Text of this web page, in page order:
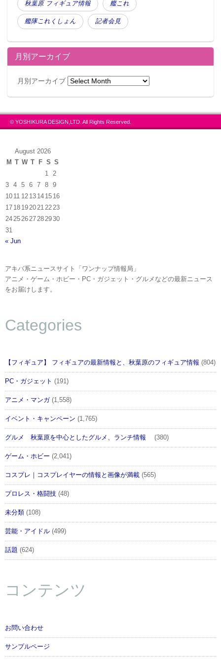
秋葉原 フィギュア情報 艦これ
艦隊これくしょん 記者会見
月別アーカイブ
月別アーカイブ
© YOSHIKURA DESIGN,LTD. All Rights Reserved.
August 2026
M T W T F S S
1
2
3
4 5 6 7 8
9
10 11 12 13 14 15 16
17 18 19 20 21 22 23
24 25 26 27 28 2930
31
« Jun
アキバ系ニュースサイト「ワンナップ情報局」
アニメ・ゲーム・ホビー・PC・ガジェット・グルメなどの最新ニュース
をお届けします。
Categories
【フィギュア】 フィギュアの最新情報と、秋葉原のフィギュア情報 (804)
PC・ガジェット (191)
アニメ・マンガ(1,558)
イベント・キャンペーン (1,765)
グルメ 秋葉原を中心としたグルメ、ランチ情報 (380)
ゲーム・ホビー (2,041)
コスプレ｜コスプレイヤーの情報と画像が満載 (565)
プロレス・格闘技 (48)
未分類 (108)
芸能・アイドル (499)
話題 (624)
コンテンツ
お問い合わせ
サンプルページ